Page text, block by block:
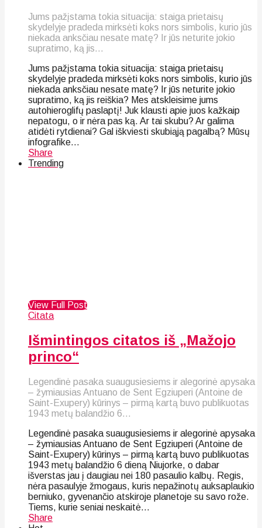
Jums pažįstama tokia situacija: staiga prietaisų
skydelyje pradeda mirksėti koks nors simbolis, kurio jūs
niekada anksčiau nesate matę? Ir jūs neturite jokio
supratimo, ką jis...
Jums pažįstama tokia situacija: staiga prietaisų
skydelyje pradeda mirksėti koks nors simbolis, kurio jūs
niekada anksčiau nesate matę? Ir jūs neturite jokio
supratimo, ką jis reiškia? Mes atskleisime jums
autohieroglifų paslaptį! Juk klausti apie juos kažkaip
nepatogu, o ir nėra pas ką. Ar tai skubu? Ar galima
atidėti rytdienai? Gal iškviesti skubiąją pagalbą? Mūsų
infografike...
Share
Trending
View Full Post
Citata
Išmintingos citatos iš „Mažojo
princo“
Legendinė pasaka suaugusiesiems ir alegorinė apysaka
– žymiausias Antuano de Sent Egziuperi (Antoine de
Saint-Exupery) kūrinys – pirmą kartą buvo publikuotas
1943 metų balandžio 6...
Legendinė pasaka suaugusiesiems ir alegorinė apysaka
– žymiausias Antuano de Sent Egziuperi (Antoine de
Saint-Exupery) kūrinys – pirmą kartą buvo publikuotas
1943 metų balandžio 6 dieną Niujorke, o dabar
išverstas jau į daugiau nei 180 pasaulio kalbų. Regis,
nėra pasaulyje žmogaus, kuris nepažinotų auksaplaukio
berniuko, gyvenančio atskiroje planetoje su savo rože.
Tiems, kurie seniai neskaitė...
Share